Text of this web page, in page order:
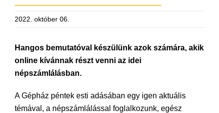
2022. október 06.
Hangos bemutatóval készülünk azok számára, akik
online kívánnak részt venni az idei
népszámlálásban.
A Gépház péntek esti adásában egy igen aktuális
témával, a népszámlálással foglalkozunk, egész